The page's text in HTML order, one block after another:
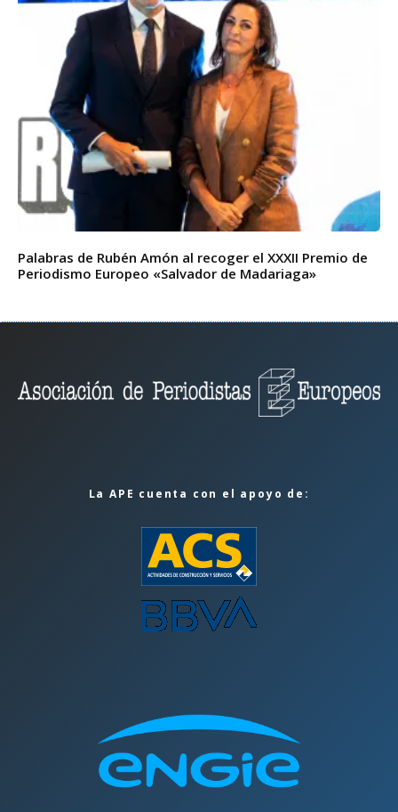
Palabras de Rubén Amón al recoger el XXXII Premio de
Periodismo Europeo «Salvador de Madariaga»
La APE cuenta con el apoyo de: